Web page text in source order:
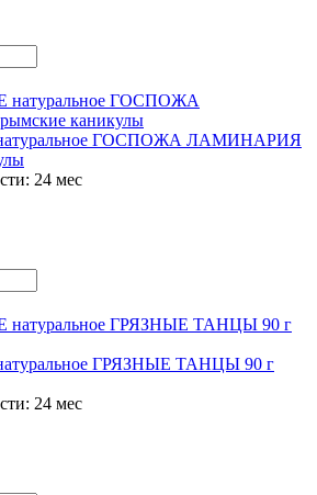
ГОСПОЖА ЛАМИНАРИЯ
24 мес
ГРЯЗНЫЕ ТАНЦЫ 90 г
24 мес